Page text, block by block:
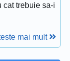
cat trebuie sa-i
mai mult